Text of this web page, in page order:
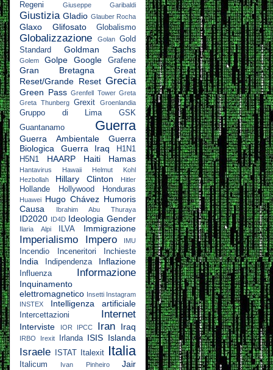
Regeni
Giuseppe Garibaldi
Giustizia Gladio Glauber Rocha
Glaxo Glifosato Globalismo
Globalizzazione Golan Gold
Standard
Goldman Sachs
Golem Golpe Google Grafene
Gran Bretagna
Great
Reset/Grande Reset Grecia
Green Pass Grenfell Tower Greta
Greta Thunberg Grexit Groenlandia
Gruppo di Lima
GSK
Guantanamo
Guerra
Guerra Ambientale
Guerra
Biologica
Guerra Iraq
H1N1
H5N1
HAARP Haiti Hamas
Hantavirus Hawaii
Helmut Kohl
Hezbollah
Hillary Clinton Hitler
Hollande Hollywood Honduras
Huawei Hugo Chávez Humoris
Causa
Ibrahim Abu Thuraya
ID2020 ID4D Ideologia Gender
Ilaria Alpi ILVA Immigrazione
Imperialismo Impero IMU
Incendio Inceneritori Inchieste
India Indipendenza Inflazione
Influenza Informazione
Inquinamento
elettromagnetico Insetti Instagram
INSTEX
Intelligenza artificiale
Intercettazioni Internet
Interviste IOR IPCC Iran Iraq
IRBO Irexit Irlanda ISIS Islanda
Israele ISTAT Italexit Italia
Italicum Ivan Pinheiro
Jair